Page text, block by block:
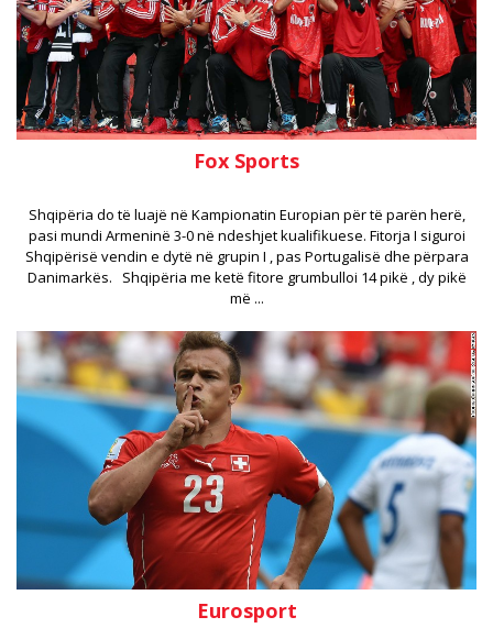
Fox Sports
Shqipëria do të luajë në Kampionatin Europian për të parën herë,
pasi mundi Armeninë 3-0 në ndeshjet kualifikuese. Fitorja I siguroi
Shqipërisë vendin e dytë në grupin I , pas Portugalisë dhe përpara
Danimarkës. Shqipëria me ketë fitore grumbulloi 14 pikë , dy pikë
më ...
Eurosport